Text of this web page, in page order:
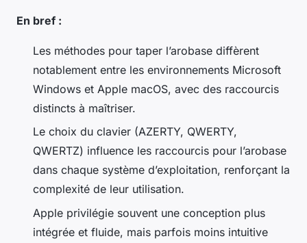
En bref :
Les méthodes pour taper l’arobase diffèrent
notablement entre les environnements Microsoft
Windows et Apple macOS, avec des raccourcis
distincts à maîtriser.
Le choix du clavier (AZERTY, QWERTY,
QWERTZ) influence les raccourcis pour l’arobase
dans chaque système d’exploitation, renforçant la
complexité de leur utilisation.
Apple privilégie souvent une conception plus
intégrée et fluide, mais parfois moins intuitive